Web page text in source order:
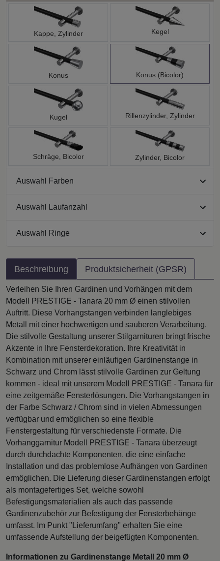
Kappe, Zylinder Kegel
Konus Konus (Bicolor)
Kugel Rillenzylinder, Zylinder
Schräge, Bicolor Zylinder, Bicolor
Auswahl Farben
Auswahl Laufanzahl
Auswahl Ringe
Beschreibung Produktsicherheit (GPSR)
Verleihen Sie Ihren Gardinen und Vorhängen mit dem
Modell PRESTIGE - Tanara 20 mm Ø einen stilvollen
Auftritt. Diese Vorhangstangen verbinden langlebiges
Metall mit einer hochwertigen und sauberen Verarbeitung.
Die stilvolle Gestaltung unserer Stilgarnituren bringt frische
Akzente in Ihre Fensterdekoration. Ihre Kreativität in
Kombination mit unserer einläufigen Gardinenstange in
Schwarz und Chrom lässt stilvolle Gardinen zur Geltung
kommen - ideal mit unserem Modell PRESTIGE - Tanara für
eine zeitgemäße Fensterlösungen. Die Vorhangstangen in
der Farbe Schwarz / Chrom sind in vielen Abmessungen
verfügbar und ermöglichen so eine flexible
Fenstergestaltung für verschiedenste Formate. Die
Vorhanggarnitur Modell PRESTIGE - Tanara überzeugt
durch durchdachte Komponenten, die eine einfache
Installation und das problemlose Aufhängen von Gardinen
ermöglichen. Die Lieferung dieser Gardinenstangen erfolgt
als montagefertiges Set, welche sowohl
Befestigungsmaterialien als auch das passende
Gardinenzubehör zur Befestigung der Fensterbehänge
umfasst. Im Punkt "Lieferumfang" erhalten Sie eine
umfassende Aufstellung der beigefügten Komponenten.
Informationen zu Gardinenstange Metall 20 mm Ø